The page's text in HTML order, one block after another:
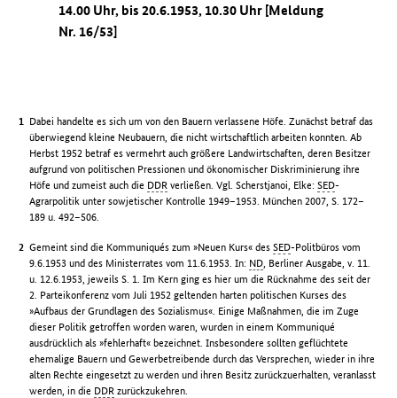
14.00 Uhr, bis 20.6.1953, 10.30 Uhr [Meldung
Nr. 16/53]
Dabei handelte es sich um von den Bauern verlassene Höfe. Zunächst betraf das
überwiegend kleine Neubauern, die nicht wirtschaftlich arbeiten konnten. Ab
Herbst 1952 betraf es vermehrt auch größere Landwirtschaften, deren Besitzer
aufgrund von politischen Pressionen und ökonomischer Diskriminierung ihre
Höfe und zumeist auch die DDR verließen. Vgl. Scherstjanoi, Elke:SED-
Agrarpolitik unter sowjetischer Kontrolle 1949–1953. München 2007, S. 172–
189 u. 492–506.
Gemeint sind die Kommuniqués zum »Neuen Kurs« desSED-Politbüros vom
9.6.1953 und des Ministerrates vom 11.6.1953. In: ND , Berliner Ausgabe, v. 11.
u. 12.6.1953, jeweils S. 1. Im Kern ging es hier um die Rücknahme des seit der
2. Parteikonferenz vom Juli 1952 geltenden harten politischen Kurses des
»Aufbaus der Grundlagen des Sozialismus«. Einige Maßnahmen, die im Zuge
dieser Politik getroffen worden waren, wurden in einem Kommuniqué
ausdrücklich als »fehlerhaft« bezeichnet. Insbesondere sollten geflüchtete
ehemalige Bauern und Gewerbetreibende durch das Versprechen, wieder in ihre
alten Rechte eingesetzt zu werden und ihren Besitz zurückzuerhalten, veranlasst
werden, in die DDR zurückzukehren.